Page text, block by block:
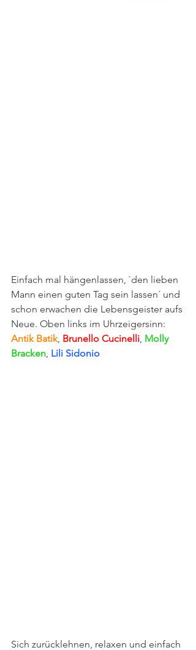
Einfach mal hängenlassen, `den lieben
Mann einen guten Tag sein lassen´ und
schon erwachen die Lebensgeister aufs
Neue. Oben links im Uhrzeigersinn:
Antik Batik, Brunello Cucinelli, Molly
Bracken, Lili Sidonio
Sich zurücklehnen, relaxen und einfach